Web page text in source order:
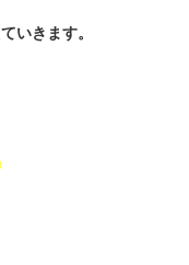
いきます。